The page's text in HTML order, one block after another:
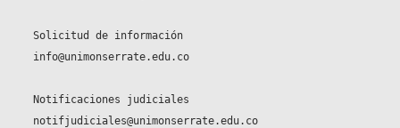
Solicitud de información
info@unimonserrate.edu.co
Notificaciones judiciales
notifjudiciales@unimonserrate.edu.co